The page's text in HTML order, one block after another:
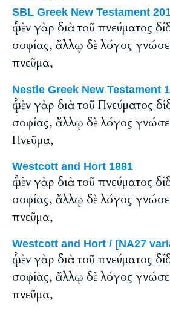
SBL Greek New Testament
ᾧ μὲν γὰρ διὰ τοῦ πνεύματος
σοφίας, ἄλλῳ δὲ λόγος
πνεῦμα,
Nestle Greek New Testament
ᾧ μὲν γὰρ διὰ τοῦ Πνεύματος
σοφίας, ἄλλῳ δὲ λόγος
Πνεῦμα,
Westcott and Hort 1881
ᾧ μὲν γὰρ διὰ τοῦ πνεύματος
σοφίας, ἄλλῳ δὲ λόγος
πνεῦμα,
Westcott and Hort / [NA27
ᾧ μὲν γὰρ διὰ τοῦ πνεύματος
σοφίας, ἄλλῳ δὲ λόγος
πνεῦμα,